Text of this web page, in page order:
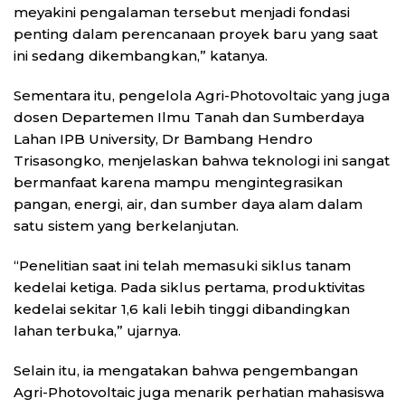
meyakini pengalaman tersebut menjadi fondasi
penting dalam perencanaan proyek baru yang saat
ini sedang dikembangkan,” katanya.
Sementara itu, pengelola Agri-Photovoltaic yang juga
dosen Departemen Ilmu Tanah dan Sumberdaya
Lahan IPB University, Dr Bambang Hendro
Trisasongko, menjelaskan bahwa teknologi ini sangat
bermanfaat karena mampu mengintegrasikan
pangan, energi, air, dan sumber daya alam dalam
satu sistem yang berkelanjutan.
“Penelitian saat ini telah memasuki siklus tanam
kedelai ketiga. Pada siklus pertama, produktivitas
kedelai sekitar 1,6 kali lebih tinggi dibandingkan
lahan terbuka,” ujarnya.
Selain itu, ia mengatakan bahwa pengembangan
Agri-Photovoltaic juga menarik perhatian mahasiswa